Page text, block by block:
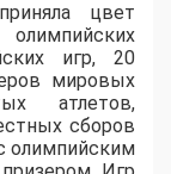
цвет
игр, 20
мировых
атлетов,
сборов
олимпийским